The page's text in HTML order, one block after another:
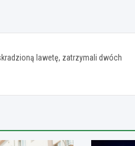
lawetę, zatrzymali dwóch